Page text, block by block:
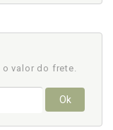
o valor do frete.
Ok